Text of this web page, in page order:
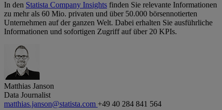
In den Statista Company Insights finden Sie relevante Informationen
zu mehr als 60 Mio. privaten und über 50.000 börsennotierten
Unternehmen auf der ganzen Welt. Dabei erhalten Sie ausführliche
Informationen und sofortigen Zugriff auf über 20 KPIs.
Matthias Janson
Data Journalist
matthias.janson@statista.com +49 40 284 841 564